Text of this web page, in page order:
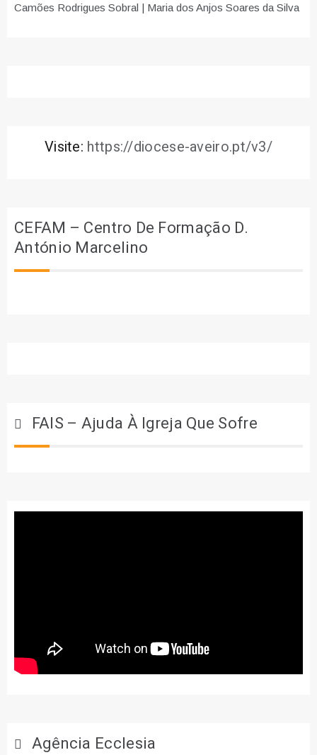
Camões Rodrigues Sobral | Maria dos Anjos Soares da Silva
Visite: https://diocese-aveiro.pt/v3/
CEFAM – Centro De Formação D.
António Marcelino
FAIS – Ajuda À Igreja Que Sofre
Agência Ecclesia